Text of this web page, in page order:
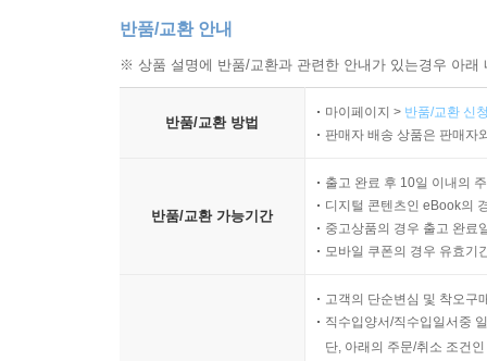
반품/교환 안내
※ 상품 설명에 반품/교환과 관련한 안내가 있는경우 아
반품/교환 방법
마이페이지 > 반품/교환 신
판매자 배송 상품은 판매자
반품/교환 가능기간
출고 완료 후 10일 이내의
디지털 콘텐츠인 eBook의
중고상품의 경우 출고 완료
모바일 쿠폰의 경우 유효기
고객의 단순변심 및 착오구
직수입양서/직수입일서중
단, 아래의 주문/취소 조건